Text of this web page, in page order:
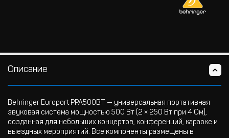
Описание
Behringer Europort PPA500BT — универсальная портативная
звуковая система мощностью 500 Вт (2 × 250 Вт при 4 Ом),
созданная для небольших концертов, конференций, караоке и
выездных мероприятий. Все компоненты размещены в